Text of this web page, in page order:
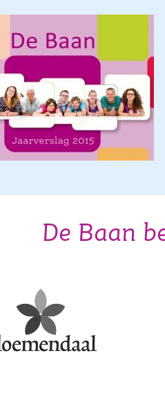
De Baan